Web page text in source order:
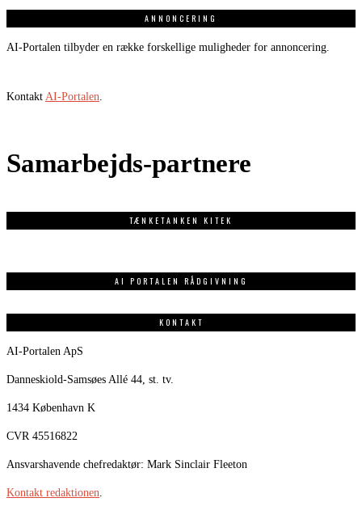
ANNONCERING
AI-Portalen tilbyder en række forskellige muligheder for annoncering.
Kontakt AI-Portalen
Samarbejds-partnere
TÆNKETANKEN KITEK
AI PORTALEN RÅDGIVNING
KONTAKT
AI-Portalen ApS
Danneskiold-Samsøes Allé 44, st. tv.
1434 København K
CVR 45516822
Ansvarshavende chefredaktør: Mark Sinclair Fleeton
Kontakt redaktionen